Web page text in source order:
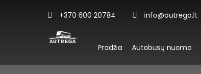
+370 600 20784 info@autrega.lt
Pradžia Autobusų nuoma